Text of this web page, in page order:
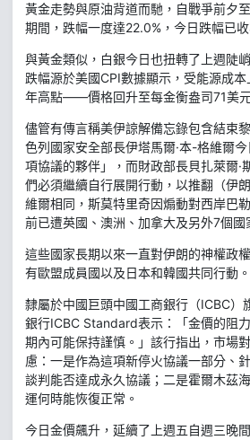
黃金走勢與原油背道而馳，自戰爭前夕
期間，跌幅一度達22.0%，今日跌幅已收
與黃金類似，白銀今日也扭轉了上週
跌幅源於美國CPI數據顯示，受能源成
年高點——價格回升至每金衡盎司71美元
儘管有傳言稱美伊諒解備忘錄包含結束
色列國家安全部長伊塔馬爾·本-格維爾
項協議的夥伴」，而財政部長貝扎萊爾·
們必須繼續自行展開行動，以推翻（
維爾相同，斯莫特里奇因煽動對西岸巴
前已遭英國、澳洲、加拿大及另外7個國
這些國家長期以來一直對伊朗的神權政
有歐盟成員國以及日本和韓國共同行動。
隸屬於中國巨頭中國工商銀行（ICBC）
銀行ICBC Standard表示：「金價的阻
期內可能保持謹慎。」該行指出，市場
慮：一是作為這項新停火協議一部分、
談判能否達成永久協議；二是霍爾木茲
運何時能恢復正常。
今日金價飆升，延續了上週五自週三晚